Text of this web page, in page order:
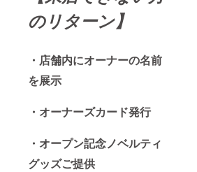
のリターン】
・店舗内にオーナーの名前
を展示
・オーナーズカード発行
・オープン記念ノベルティ
グッズご提供